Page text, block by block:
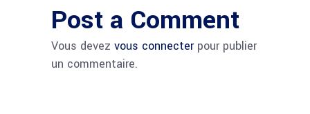
Post a Comment
Vous devez vous connecterpour publier
un commentaire.